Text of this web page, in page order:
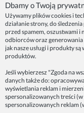
NASZE PRODUKTY
INFORMACJE
ZAINSPIRUJ SIĘ!
Dbamy o Twoją
Używamy plików cookies i
działanie strony, do
przed spamem, oszustwami
odbiorców oraz
jak nasze usługi i produkty
produktów.
Jeśli wybierzesz "Zgoda na
danych także do:
wyświetlania reklam i
spersonalizowanych treści
spersonalizowanych reklam